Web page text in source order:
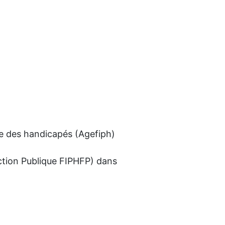
de travail ou
des handicapés (Agefiph)
Publique FIPHFP) dans